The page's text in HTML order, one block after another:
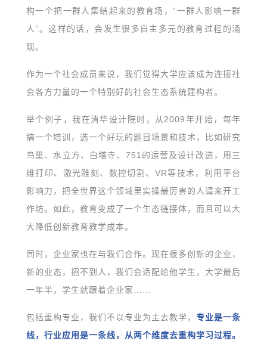
构一个把一群人集结起来的教育场，“一群人影响一群
人”。这样的话，会发生很多自主多元的教育过程的涌
现。
作为一个社会成员来说，我们觉得大学应该成为连接社
会各方力量的一个特别好的社会生态系统建构者。
举个例子，我在清华设计院时，从2009年开始，每年
搞一个培训，选一个好玩的题目场景和技术，比如研究
鸟巢、水立方、白塔寺、751的运营及设计改造，用三
维打印、激光雕刻、数控切割、VR等技术，利用平台
影响力，把全世界这个领域里实操最厉害的人请来开工
作坊。如此，教育变成了一个生态链接体，而且可以大
大降低创新教育教学成本。
同时，企业家也在与我们合作。现在很多创新的企业，
新的业态，招不到人，我们会适配给他学生，大学最后
一年半，学生就跟着企业家……
包括重构专业，我们不以专业为主去教学， 专业是一条
线，行业应用是一条线，从两个维度去重构学习过程。